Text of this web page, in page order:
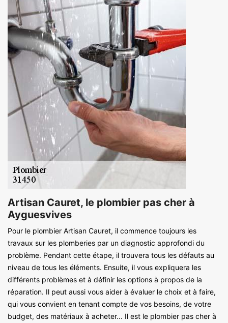
Artisan Cauret, le plombier pas cher à
Ayguesvives
Pour le plombier Artisan Cauret, il commence toujours les
travaux sur les plomberies par un diagnostic approfondi du
problème. Pendant cette étape, il trouvera tous les défauts au
niveau de tous les éléments. Ensuite, il vous expliquera les
différents problèmes et à définir les options à propos de la
réparation. Il peut aussi vous aider à évaluer le choix et à faire,
qui vous convient en tenant compte de vos besoins, de votre
budget, des matériaux à acheter... Il est le plombier pas cher à